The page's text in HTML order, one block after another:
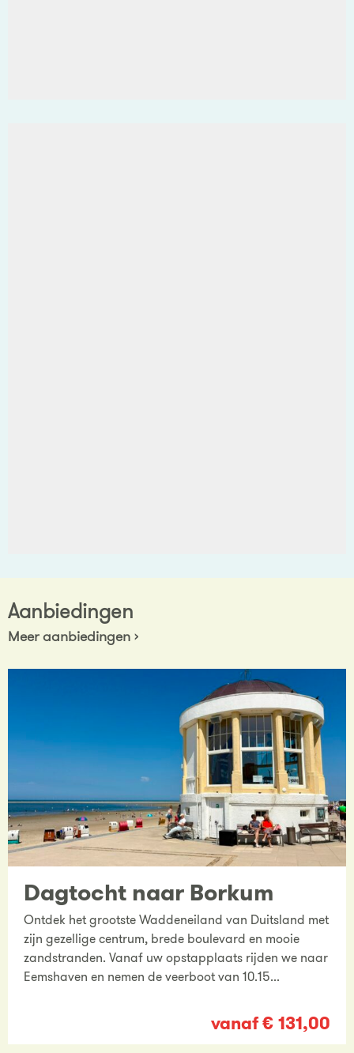
Aanbiedingen
Meer aanbiedingen ›
Dagtocht naar Borkum
Ontdek het grootste Waddeneiland van Duitsland met
zijn gezellige centrum, brede boulevard en mooie
zandstranden. Vanaf uw opstapplaats rijden we naar
Eemshaven en nemen de veerboot van 10.15...
vanaf € 131,00